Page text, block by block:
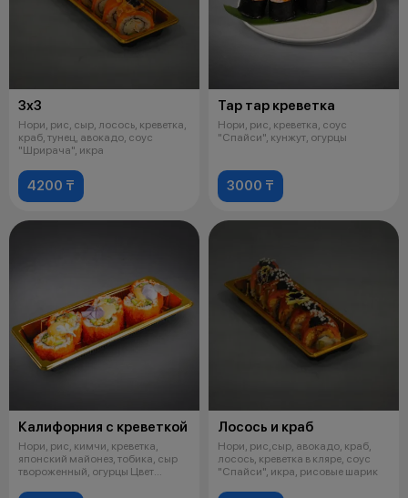
3х3
Нори, рис, сыр, лосось, креветка,
краб, тунец, авокадо, соус
"Шрирача", икра
4200 ₸
Тар тар креветка
Нори, рис, креветка, соус
"Спайси", кунжут, огурцы
3000 ₸
Калифорния с креветкой
Нори, рис, кимчи, креветка,
японский майонез, тобика, сыр
твороженный, огурцы Цвет
Лосось и краб
Нори, рис,сыр, авокадо, краб,
лосось, креветка в кляре, соус
"Спайси", икра, рисовые шарик